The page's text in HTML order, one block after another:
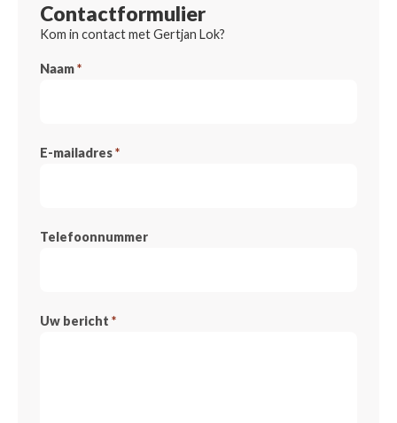
Contactformulier
Kom in contact met Gertjan Lok?
Naam*
E-mailadres*
Telefoonnummer
Uw bericht *